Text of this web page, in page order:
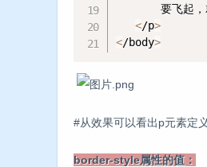
要飞起，
</p>
</body>
#从效果可以看出p元素
border-style属性的值：